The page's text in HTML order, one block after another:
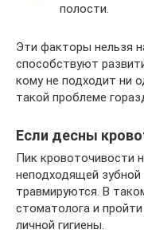
полости.
Эти факторы нельзя
способствуют
кому не подходит ни
такой проблеме
Если десны
Пик кровоточивости
неподходящей
травмируются. В
стоматолога и
личной гигиены.